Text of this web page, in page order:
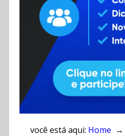
você está aqui: Home →